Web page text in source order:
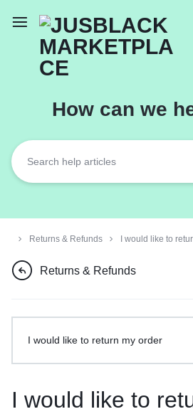
How can we
Returns & Refunds I would like to
Returns & Refunds
I would like to
I would like to return my order
Orders will be dispatched
working days of placement.